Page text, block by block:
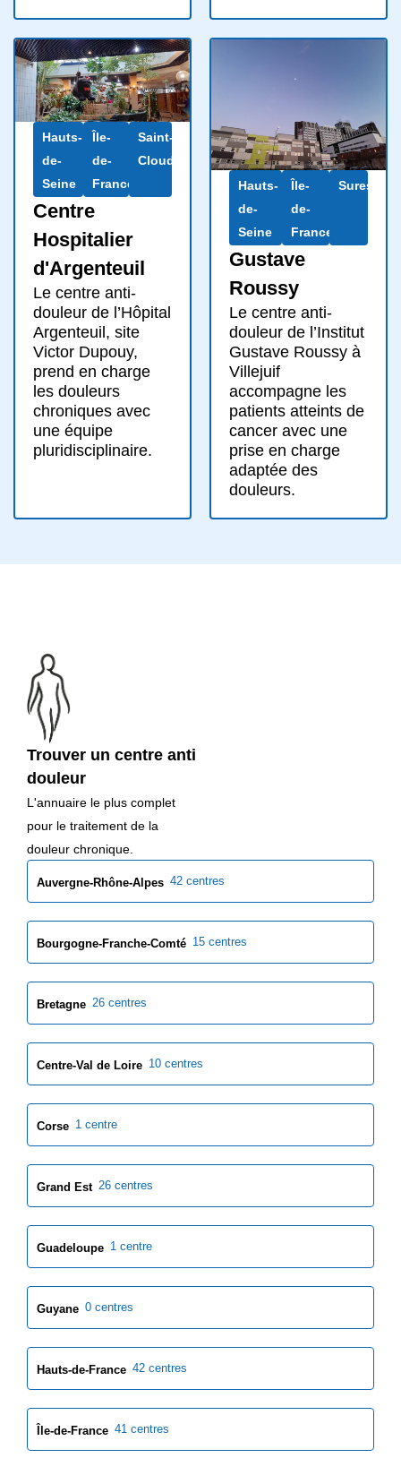
Hauts-
de-
Seine
Île-
de-
France
Saint-
Cloud
Centre
Hospitalier
d'Argenteuil
Le centre anti-
douleur de l’Hôpital
Argenteuil, site
Victor Dupouy,
prend en charge
les douleurs
chroniques avec
une équipe
pluridisciplinaire.
Hauts-
de-
Seine
Île-
de-
France
Suresnes
Gustave
Roussy
Le centre anti-
douleur de l’Institut
Gustave Roussy à
Villejuif
accompagne les
patients atteints de
cancer avec une
prise en charge
adaptée des
douleurs.
Trouver un centre anti
douleur
L'annuaire le plus complet
pour le traitement de la
douleur chronique.
Auvergne-Rhône-Alpes 42 centres
Bourgogne-Franche-Comté 15 centres
Bretagne 26 centres
Centre-Val de Loire 10 centres
Corse 1 centre
Grand Est 26 centres
Guadeloupe 1 centre
Guyane 0 centres
Hauts-de-France 42 centres
Île-de-France 41 centres